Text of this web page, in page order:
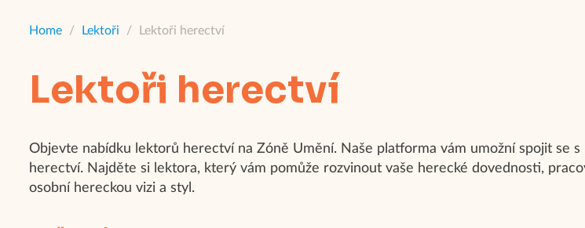
Home / Lektoři / Lektoři herectví
Lektoři herectví
Objevte nabídku lektorů herectví na Zóně Umění. Naše platforma vám umožní spojit se
herectví. Najděte si lektora, který vám pomůže rozvinout vaše herecké dovednosti,
osobní hereckou vizi a styl.